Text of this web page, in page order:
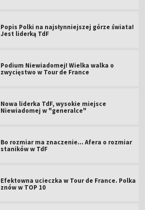
Popis Polki na najsłynniejszej górze świata!
Jest liderką TdF
Podium Niewiadomej! Wielka walka o
zwycięstwo w Tour de France
Nowa liderka TdF, wysokie miejsce
Niewiadomej w "generalce"
Bo rozmiar ma znaczenie... Afera o rozmiar
staników w TdF
Efektowna ucieczka w Tour de France. Polka
znów w TOP 10